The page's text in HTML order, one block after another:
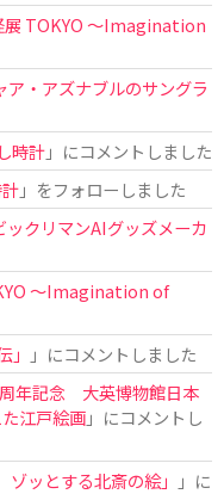
展 TOKYO 〜Imagination
ア・アズナブルのサングラ
時計」にコメントしました
」をフォローしました
クリマンAIグッズメーカ
〜Imagination of
」にコメントしました
年記念 大英博物館日本
江戸絵画」にコメントし
ッとする北斎の絵」
」に